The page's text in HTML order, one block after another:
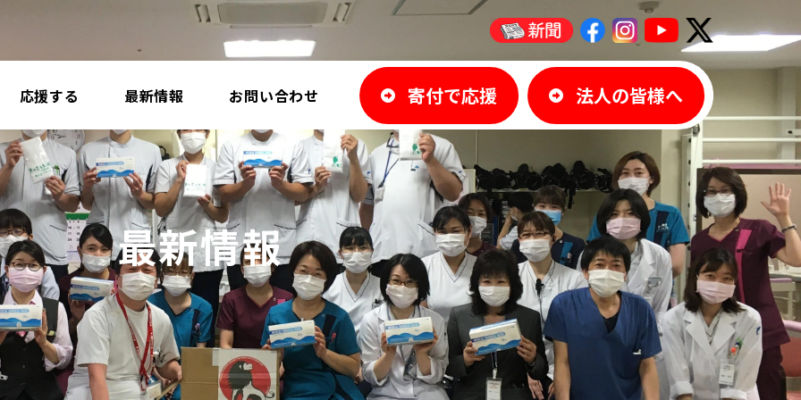
応援する 最新情報 お問い合わせ 寄付で応援 法人の皆様へ
最新情報